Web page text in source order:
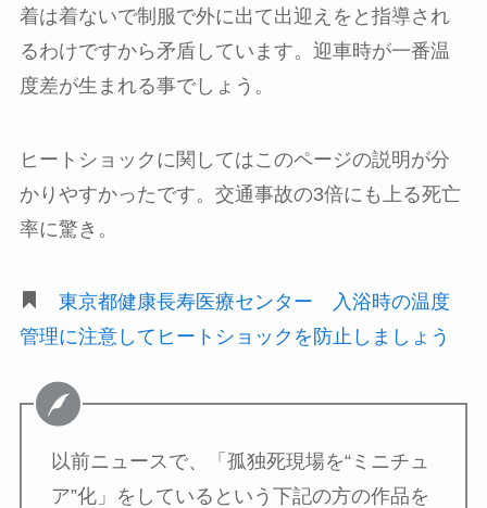
着は着ないで制服で外に出て出迎えをと指導され
るわけですから矛盾しています。迎車時が一番温
度差が生まれる事でしょう。
ヒートショックに関してはこのページの説明が分
かりやすかったです。交通事故の3倍にも上る死亡
率に驚き。
東京都健康長寿医療センター 入浴時の温度
管理に注意してヒートショックを防止しましょう
以前ニュースで、「孤独死現場を“ミニチュ
ア”化」をしているという下記の方の作品を